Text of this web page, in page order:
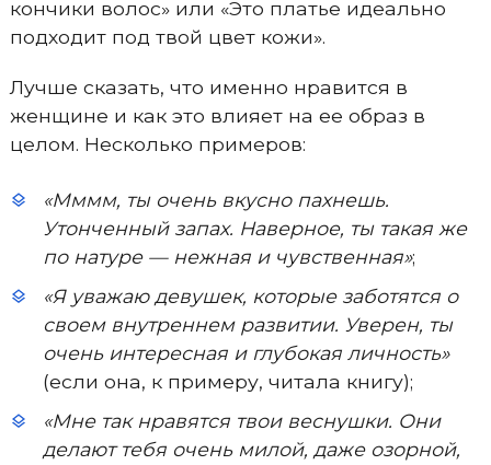
кончики волос» или «Это платье идеально
подходит под твой цвет кожи».
Лучше сказать, что именно нравится в
женщине и как это влияет на ее образ в
целом. Несколько примеров:
«Мммм, ты очень вкусно пахнешь.
Утонченный запах. Наверное, ты такая же
по натуре — нежная и чувственная»;
«Я уважаю девушек, которые заботятся о
своем внутреннем развитии. Уверен, ты
очень интересная и глубокая личность»
(если она, к примеру, читала книгу);
«Мне так нравятся твои веснушки. Они
делают тебя очень милой, даже озорной,